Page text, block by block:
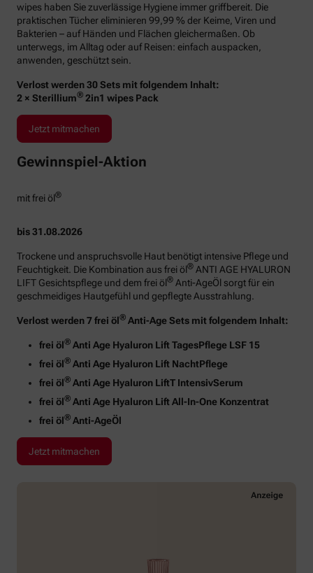
wipes haben Sie zuverlässige Hygiene immer griffbereit. Die
praktischen Tücher eliminieren 99,99 % der Keime, Viren und
Bakterien – auf Händen und Flächen gleichermaßen. Ob
unterwegs, im Alltag oder auf Reisen: einfach auspacken,
anwenden, geschützt sein.
Verlost werden 30 Sets mit folgendem Inhalt:
2 × Sterillium® 2in1 wipes Pack
Jetzt mitmachen
Gewinnspiel-Aktion
mit frei öl®
bis 31.08.2026
Trockene und anspruchsvolle Haut benötigt intensive Pflege und
Feuchtigkeit. Die Kombination aus frei öl® ANTI AGE HYALURON
LIFT Gesichtspflege und dem frei öl® Anti-AgeÖl sorgt für ein
geschmeidiges Hautgefühl und gepflegte Ausstrahlung.
Verlost werden 7 frei öl® Anti-Age Sets mit folgendem Inhalt:
frei öl® Anti Age Hyaluron Lift TagesPflege LSF 15
frei öl® Anti Age Hyaluron Lift NachtPflege
frei öl® Anti Age Hyaluron LiftT IntensivSerum
frei öl® Anti Age Hyaluron Lift All-In-One Konzentrat
frei öl® Anti-AgeÖl
Jetzt mitmachen